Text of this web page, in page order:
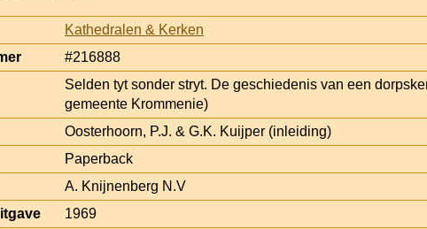
Kathedralen & Kerken
#216888
Selden tyt sonder stryt. De geschiedenis van een
gemeente Krommenie)
Oosterhoorn, P.J. & G.K. Kuijper (inleiding)
Paperback
A. Knijnenberg N.V
1969